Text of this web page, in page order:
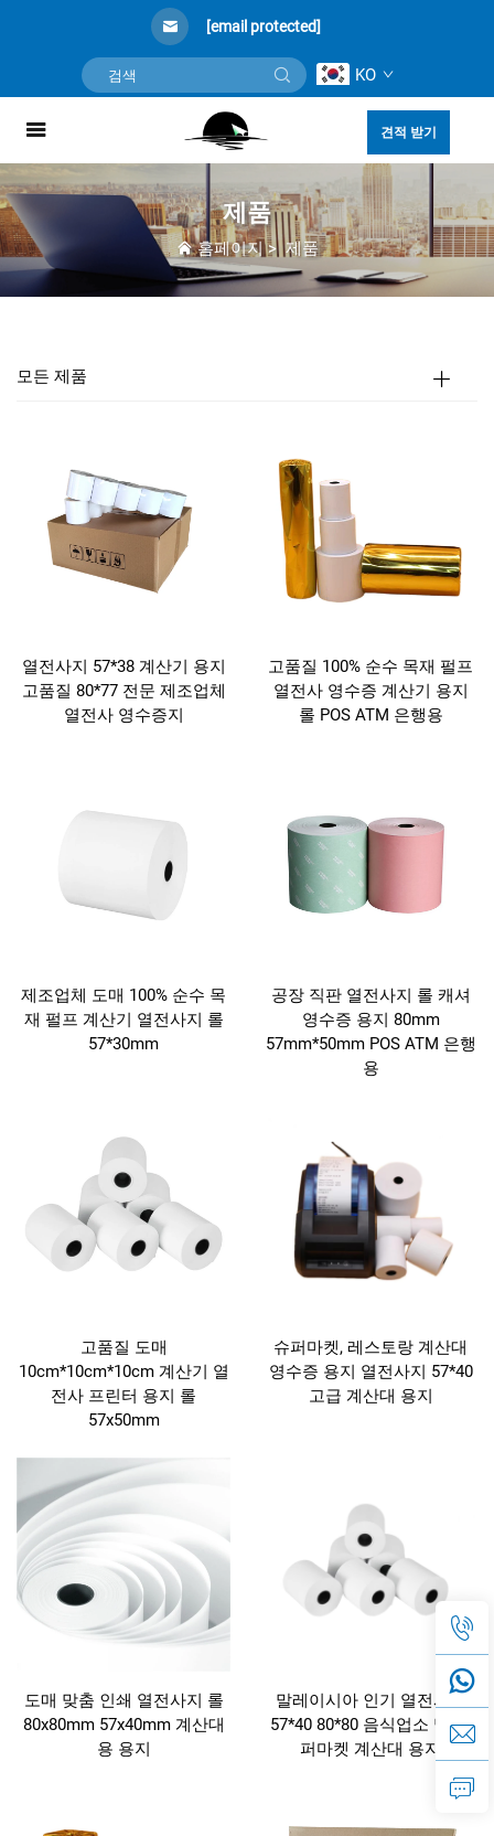
[email protected]
KO
견적 받기
제품
홈페이지>제품
모든 제품
열전사지 57*38 계산기 용지
고품질 80*77 전문 제조업체
열전사 영수증지
고품질 100% 순수 목재 펄프
열전사 영수증 계산기 용지
롤 POS ATM 은행용
제조업체 도매 100% 순수 목
재 펄프 계산기 열전사지 롤
57*30mm
공장 직판 열전사지 롤 캐셔
영수증 용지 80mm
57mm*50mm POS ATM 은행
용
고품질 도매
10cm*10cm*10cm 계산기 열
전사 프린터 용지 롤
57x50mm
슈퍼마켓, 레스토랑 계산대
영수증 용지 열전사지 57*40
고급 계산대 용지
도매 맞춤 인쇄 열전사지 롤
80x80mm 57x40mm 계산대
용 용지
말레이시아 인기 열전사지
57*40 80*80 음식업소 및 슈
퍼마켓 계산대 용지